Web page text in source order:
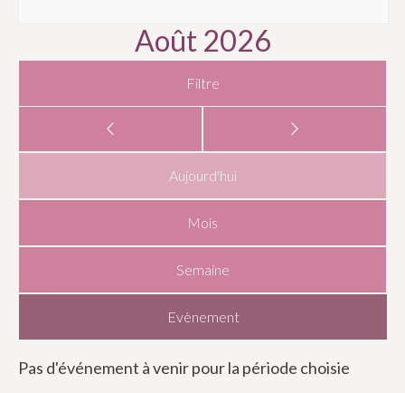
Août 2026
Filtre
Aujourd'hui
Mois
Semaine
Evènement
Pas d'événement à venir pour la période choisie